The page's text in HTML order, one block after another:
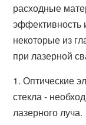
расходные
эффективность
некоторые из
при лазерной
1. Оптические
стекла -
лазерного луча.